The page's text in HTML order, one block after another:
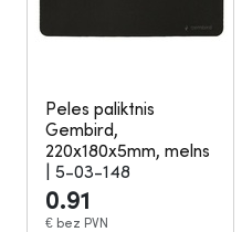
Peles paliktnis
Gembird,
220x180x5mm, melns
5-03-148
0.91
€ bez PVN